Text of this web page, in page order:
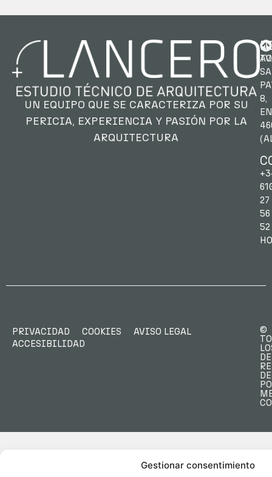
Gestionar consentimiento
UN EQUIPO QUE SE CARACTERIZA POR SU
PERICIA, EXPERIENCIA Y PASIÓN POR LA
ARQUITECTURA
AV.
8,
27
56
52
PRIVACIDAD COOKIES
AVISO LEGAL
ACCESIBILIDAD
©